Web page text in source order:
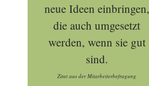
neue Ideen einbringen,
die auch umgesetzt
werden, wenn sie gut
sind.
Zitat aus der Mitarbeiterbefragung